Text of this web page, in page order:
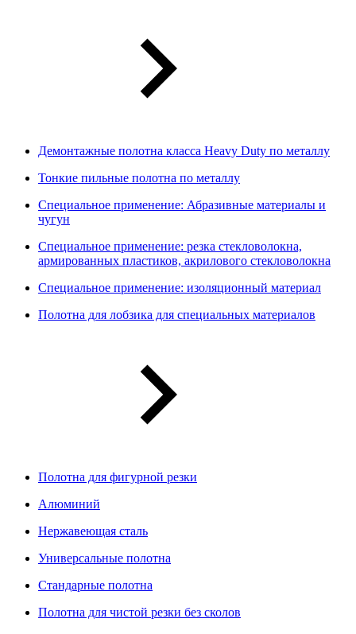
Демонтажные полотна класса Heavy Duty по металлу
Тонкие пильные полотна по металлу
Специальное применение: Абразивные материалы и
чугун
Специальное применение: резка стекловолокна,
армированных пластиков, акрилового стекловолокна
Специальное применение: изоляционный материал
Полотна для лобзика для специальных материалов
Полотна для фигурной резки
Алюминий
Нержавеющая сталь
Универсальные полотна
Стандарные полотна
Полотна для чистой резки без сколов